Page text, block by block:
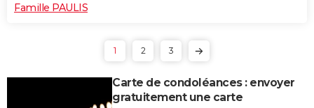
Famille PAULIS
1 2 3
Carte de condoléances : envoyer
gratuitement une carte